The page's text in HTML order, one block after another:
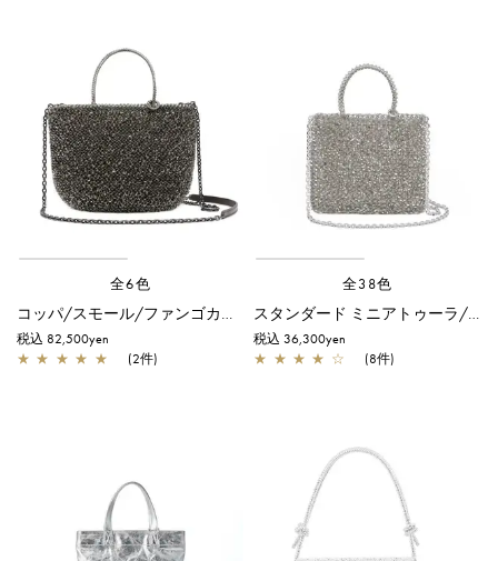
全6色
コッパ/スモール/ファンゴカーキ ドッピオ
税込 82,500yen
★ ★ ★ ★ ★ (2件)
全38色
スタンダード ミニアトゥーラ/カーキシルバー
税込 36,300yen
★ ★ ★ ★ ☆ (8件)